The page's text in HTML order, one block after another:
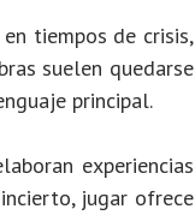
tiempos de crisis,
suelen quedarse
principal.
experiencias
jugar ofrece